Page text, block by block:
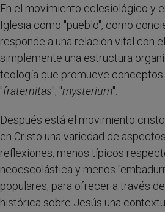
En el movimiento eclesiológico y
Iglesia como "pueblo", como
responde a una relación vital con
simplemente una estructura
teología que promueve conceptos
"fraternitas", "mysterium".
Después está el movimiento
en Cristo una variedad de
reflexiones, menos típicos
neoescolástica y menos
populares, para ofrecer a través
histórica sobre Jesús una